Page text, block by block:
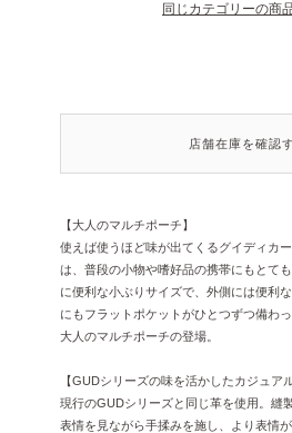
同じカテゴリーの商
店舗在庫を確認
【大人のマルチポーチ】
使えば使うほど味が出てくるグイディカ
は、普段の小物や嗜好品の携帯にもとて
に便利な小ぶりサイズで、外側には便利
にもフラットポケットがひとつずつ備わ
大人のマルチポーチの登場。
【GUDシリーズの味を活かしたカジュア
現行のGUDシリーズと同じ革を使用。縫
表情を見ながら手揉みを施し、より表情